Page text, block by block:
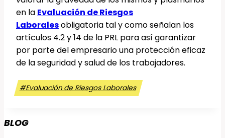
en la Evaluación de Riesgos
Laboralesobligatoria tal y como señalan los
artículos 4.2 y 14 de la PRL para así garantizar
por parte del empresario una protección eficaz
de la seguridad y salud de los trabajadores.
Etiquetas
de
entrada:
#Evaluación de Riesgos Laborales
BLOG